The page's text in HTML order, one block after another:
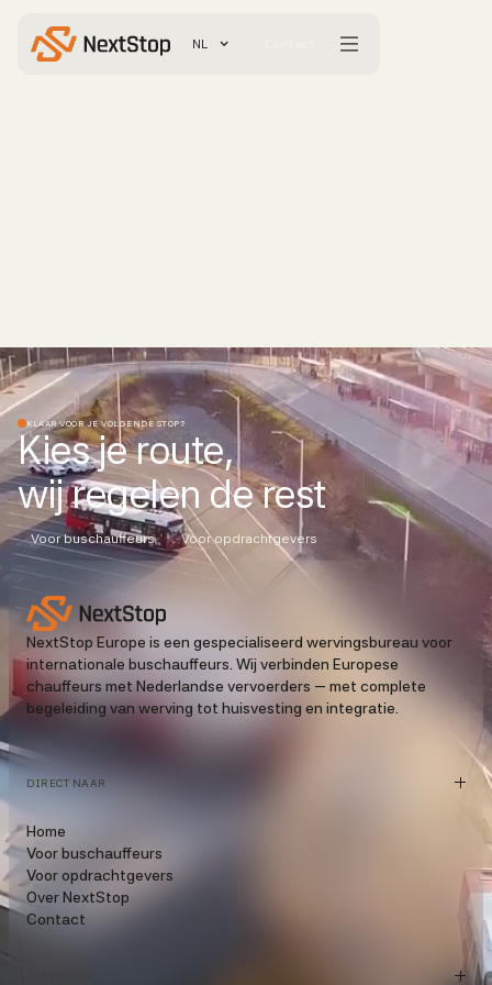
NL
KLAAR VOOR JE VOLGENDE STOP?
Kies je route,
wij regelen de rest
Voor buschauffeurs Voor opdrachtgevers
NextStop Europe is een gespecialiseerd wervingsbureau voor
internationale buschauffeurs. Wij verbinden Europese
chauffeurs met Nederlandse vervoerders — met complete
begeleiding van werving tot huisvesting en integratie.
DIRECT NAAR
Home
Voor buschauffeurs
Voor opdrachtgevers
Over NextStop
Contact